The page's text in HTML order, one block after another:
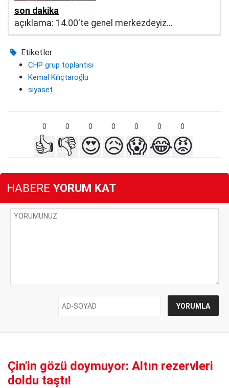
son dakika
açıklama: 14.00'te genel merkezdeyiz...
Etiketler :
CHP grup toplantısı
Kemal Kılıçtaroğlu
siyaset
0 0 0 0 0 0 0
👍 👎 😍😥😱😂😡
HABERE YORUM KAT
Çin'in gözü doymuyor: Altın rezervleri
doldu taştı!